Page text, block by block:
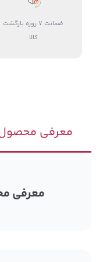
ضمانت 7 روزه بازگشت
کالا
معرفی
معرفی